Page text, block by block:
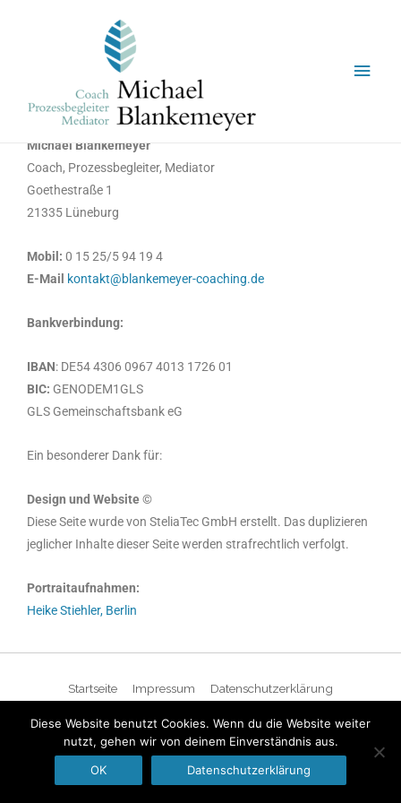
Michael Blankemeyer
Coach, Prozessbegleiter, Mediator
Goethestraße 1
21335 Lüneburg
Mobil: 0 15 25/5 94 19 4
E-Mail
kontakt@blankemeyer-coaching.de
Bankverbindung:
IBAN: DE54 4306 0967 4013 1726 01
BIC: GENODEM1GLS
GLS Gemeinschaftsbank eG
Ein besonderer Dank für:
Design und Website ©
Diese Seite wurde von SteliaTec GmbH erstellt. Das duplizieren
jeglicher Inhalte dieser Seite werden strafrechtlich verfolgt.
Portraitaufnahmen:
Heike Stiehler, Berlin
Startseite Impressum Datenschutzerklärung
Diese Website benutzt Cookies. Wenn du die Website weiter
nutzt, gehen wir von deinem Einverständnis aus.
OK
Datenschutzerklärung